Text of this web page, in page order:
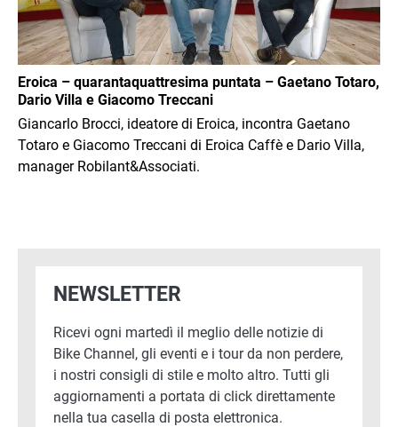
Eroica – quarantaquattresima puntata – Gaetano Totaro,
Dario Villa e Giacomo Treccani
Giancarlo Brocci, ideatore di Eroica, incontra Gaetano
Totaro e Giacomo Treccani di Eroica Caffè e Dario Villa,
manager Robilant&Associati.
NEWSLETTER
Ricevi ogni martedì il meglio delle notizie di
Bike Channel, gli eventi e i tour da non perdere,
i nostri consigli di stile e molto altro. Tutti gli
aggiornamenti a portata di click direttamente
nella tua casella di posta elettronica.